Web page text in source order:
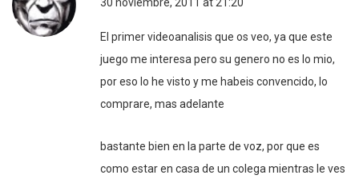
El primer videoanalisis que os veo, ya que este
juego me interesa pero su genero no es lo mio,
por eso lo he visto y me habeis convencido, lo
comprare, mas adelante
bastante bien en la parte de voz, por que es
como estar en casa de un colega mientras le ves